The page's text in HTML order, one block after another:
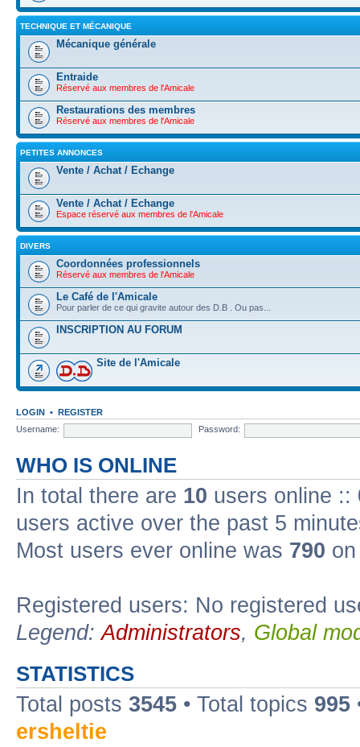
TECHNIQUE ET MÉCANIQUE
Mécanique générale
Entraide
Réservé aux membres de l'Amicale
Restaurations des membres
Réservé aux membres de l'Amicale
PETITES ANNONCES
Vente / Achat / Echange
Vente / Achat / Echange
Espace réservé aux membres de l'Amicale
DIVERS
Coordonnées professionnels
Réservé aux membres de l'Amicale
Le Café de l'Amicale
Pour parler de ce qui gravite autour des D.B . Ou pas...
INSCRIPTION AU FORUM
Site de l'Amicale
LOGIN • REGISTER
Username:
Password:
WHO IS ONLINE
In total there are 10 users online ::
users active over the past 5
Most users ever online was 790
Registered users: No registered
Legend:Administrators, Global
STATISTICS
Total posts 3545 • Total topics 995
ersheltie